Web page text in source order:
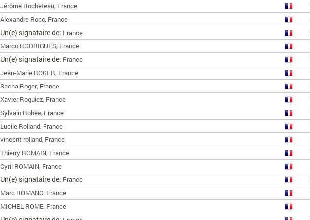
Jérôme Rocheteau, France
Alexandre Rocq, France
Un(e) signataire de: France
Marco RODRIGUES, France
Un(e) signataire de: France
Jean-Marie ROGER, France
Sacha Roger, France
Xavier Roguiez, France
Sylvain Rohee, France
Lucile Rolland, France
vincent rolland, France
Thierry ROMAIN, France
Cyril ROMAIN, France
Un(e) signataire de: France
Marc ROMANO, France
MICHEL ROME, France